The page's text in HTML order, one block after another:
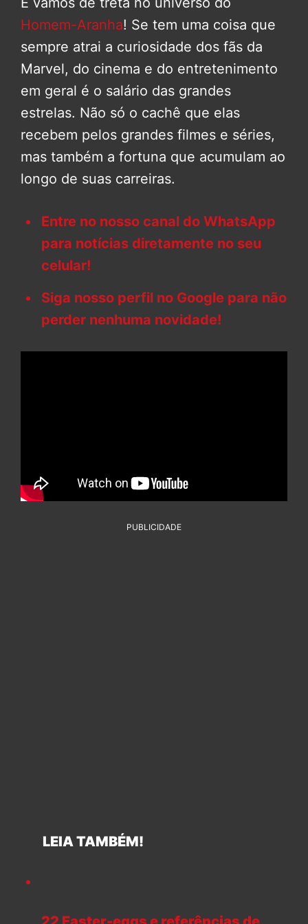
Homem-Aranha! Se tem uma coisa que
sempre atrai a curiosidade dos fãs da
Marvel, do cinema e do entretenimento
em geral é o salário das grandes
estrelas. Não só o cachê que elas
recebem pelos grandes filmes e séries,
mas também a fortuna que acumulam ao
longo de suas carreiras.
Entre no nosso canal do WhatsApp
para notícias diretamente no seu
celular!
Siga nosso perfil no Google para não
perder nenhuma novidade!
PUBLICIDADE
LEIA TAMBÉM!